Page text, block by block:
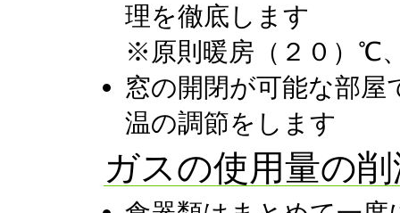
理を徹底します
※原則暖房（２０）℃
窓の開閉が可能な部
温の調節をします
ガスの使用量の